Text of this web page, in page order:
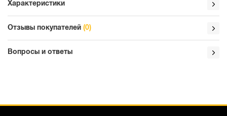
Характеристики
Отзывы покупателей (0)
Вопросы и ответы